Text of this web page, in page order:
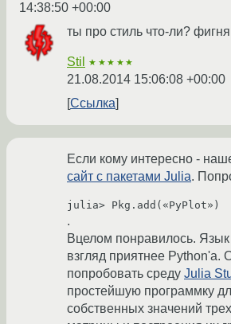
14:38:50 +00:00
ты про стиль что-ли? фигня
Stil ★★★★★
21.08.2014 15:06:08 +00:00
Ссылка
Если кому интересно -
сайт с пакетами Julia.
julia> Pkg.add(«PyPlot»)
.
Вцелом понравилось.
взгляд приятнее Python'а.
попробовать среду Julia
простейшую программку
собственных значений